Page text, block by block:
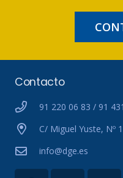
Contacto
91 220 06 83 / 91
C/ Miguel Yuste, Nº
info@dge.es